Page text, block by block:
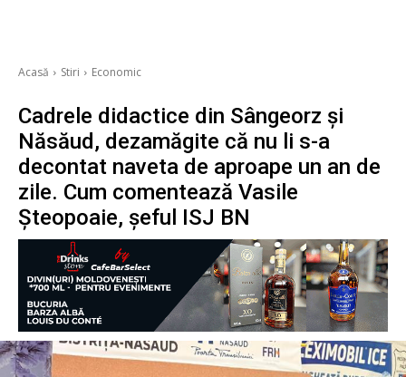
Acasă Stiri Economic
Cadrele didactice din Sângeorz și
Năsăud, dezamăgite că nu li s-a
decontat naveta de aproape un an de
zile. Cum comentează Vasile
Șteopoaie, șeful ISJ BN